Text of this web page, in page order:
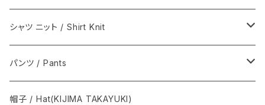
籠心 / あけび蔓細工 / Basket bag
籠バッグ(手提げ籠) / Basket bag
巾着(信玄袋) / INDEN
シャツ ニット / Shirt Knit
BODHI
Graphpaper / グラフペーパー
パンツ / Pants
Y. & SONS
帽子 / Hat(KIJIMA TAKAYUKI)